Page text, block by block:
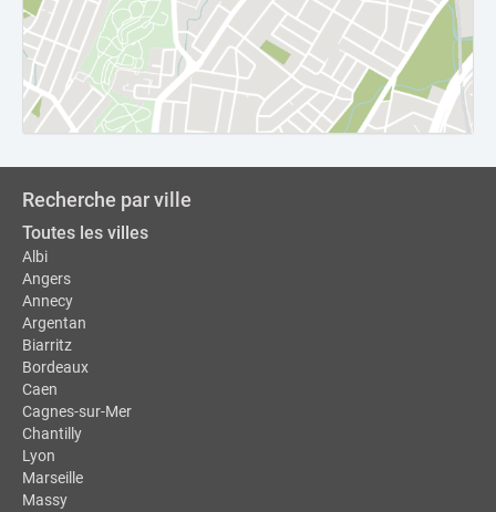
Recherche par ville
Toutes les villes
Albi
Angers
Annecy
Argentan
Biarritz
Bordeaux
Caen
Cagnes-sur-Mer
Chantilly
Lyon
Marseille
Massy